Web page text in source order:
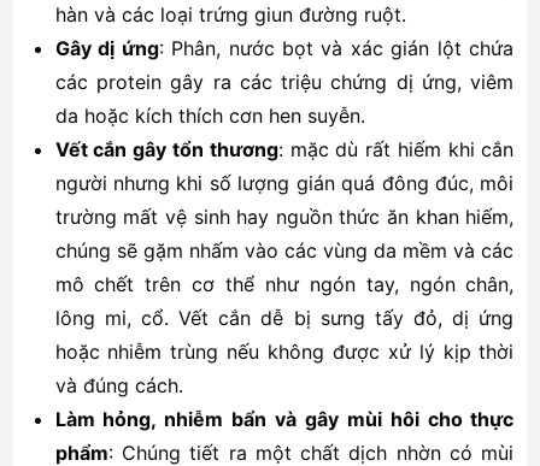
hàn và các loại trứng giun đường ruột.
Gây dị ứng: Phân, nước bọt và xác gián lột chứa
các protein gây ra các triệu chứng dị ứng, viêm
da hoặc kích thích cơn hen suyễn.
Vết cắn gây tổn thương: mặc dù rất hiếm khi cắn
người nhưng khi số lượng gián quá đông đúc, môi
trường mất vệ sinh hay nguồn thức ăn khan hiếm,
chúng sẽ gặm nhấm vào các vùng da mềm và các
mô chết trên cơ thể như ngón tay, ngón chân,
lông mi, cổ. Vết cắn dễ bị sưng tấy đỏ, dị ứng
hoặc nhiễm trùng nếu không được xử lý kịp thời
và đúng cách.
Làm hỏng, nhiễm bẩn và gây mùi hôi cho thực
phẩm: Chúng tiết ra một chất dịch nhờn có mùi